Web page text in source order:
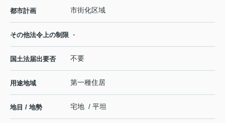
都市計画 市街化区域
その他法令上の制限 -
国土法届出要否 不要
用途地域 第一種住居
地目 / 地勢 宅地 / 平坦